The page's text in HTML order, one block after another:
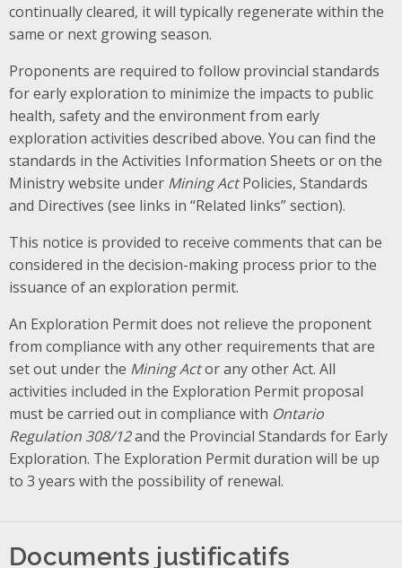
continually cleared, it will typically regenerate within the
same or next growing season.
Proponents are required to follow provincial standards
for early exploration to minimize the impacts to public
health, safety and the environment from early
exploration activities described above. You can find the
standards in the Activities Information Sheets or on the
Ministry website under Mining ActPolicies, Standards
and Directives (see links in “Related links” section).
This notice is provided to receive comments that can be
considered in the decision-making process prior to the
issuance of an exploration permit.
An Exploration Permit does not relieve the proponent
from compliance with any other requirements that are
set out under the Mining Actor any other Act. All
activities included in the Exploration Permit proposal
must be carried out in compliance with Ontario
Regulation 308/12and the Provincial Standards for Early
Exploration. The Exploration Permit duration will be up
to 3 years with the possibility of renewal.
Documents justificatifs